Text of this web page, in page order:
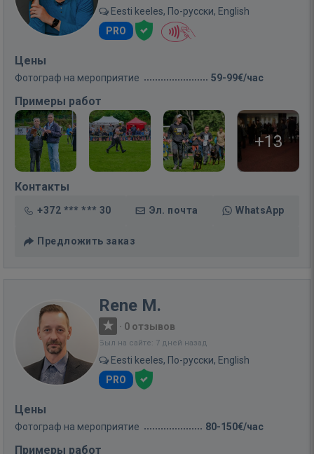
Eesti keeles, По-русски, English
PRO
Цены
Фотограф на мероприятие 59-99€/час
Примеры работ
+13
Контакты
+372 *** *** 30 Эл. почта WhatsApp
Предложить заказ
Rene M.
· 0 отзывов
Был на сайте: 7 дней назад
Eesti keeles, По-русски, English
PRO
Цены
Фотограф на мероприятие 80-150€/час
Примеры работ